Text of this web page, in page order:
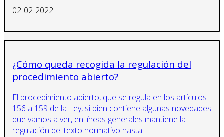
02-02-2022
¿Cómo queda recogida la regulación del
procedimiento abierto?
El procedimiento abierto, que se regula en los artículos
156 a 159 de la Ley, si bien contiene algunas novedades
que vamos a ver, en líneas generales mantiene la
regulación del texto normativo hasta…